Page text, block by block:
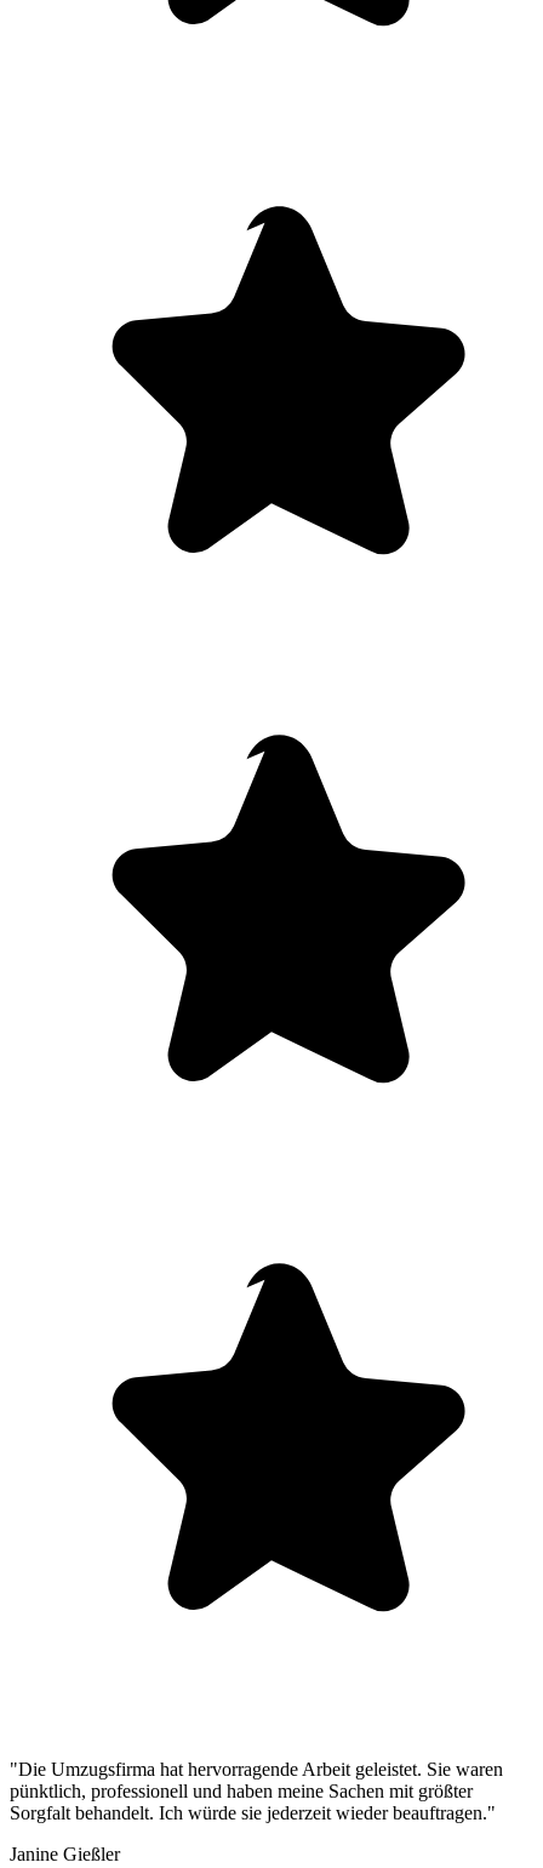
"Die Umzugsfirma hat hervorragende Arbeit geleistet. Sie waren
pünktlich, professionell und haben meine Sachen mit größter
Sorgfalt behandelt. Ich würde sie jederzeit wieder beauftragen."
Janine Gießler